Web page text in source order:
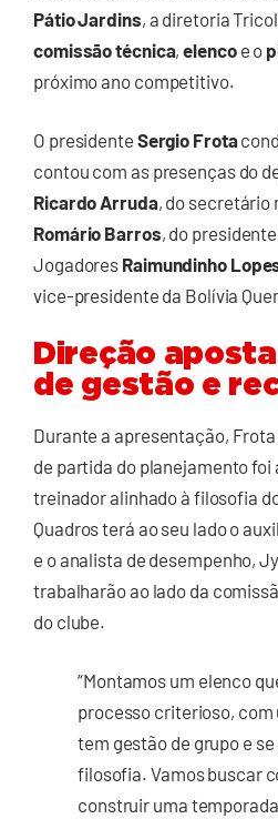
Pátio Jardins, a diretoria
comissão técnica,elencoe o
próximo ano competitivo.
O presidente Sergio Frota
contou com as presenças do
Ricardo Arruda, do secretário
Romário Barros, do
Jogadores Raimundinho
vice-presidente da Bolívia
Direção
de gestão e
Durante a apresentação,
de partida do planejamento foi
treinador alinhado à filosofia
Quadros terá ao seu lado o
e o analista de desempenho,
trabalharão ao lado da
do clube.
“Montamos um elenco
processo criterioso, com
tem gestão de grupo e
filosofia. Vamos buscar
construir uma